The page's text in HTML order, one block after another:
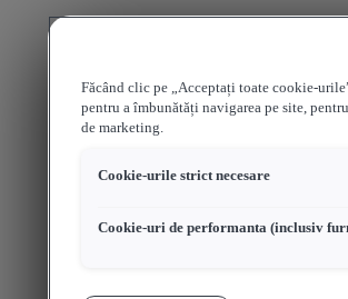
Făcând clic pe „Acceptați toate cookie-
pentru a îmbunătăți navigarea pe site,
de marketing.
Cookie-urile strict necesare
Cookie-uri de performanta (inclusiv